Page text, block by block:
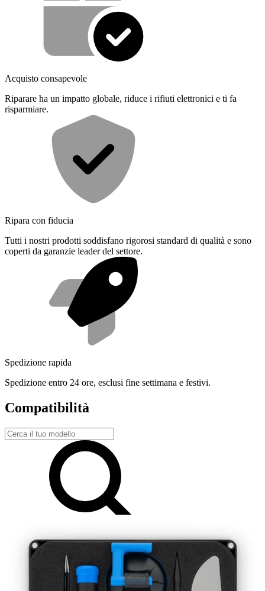
Acquisto consapevole
Riparare ha un impatto globale, riduce i rifiuti elettronici e ti fa
risparmiare.
Ripara con fiducia
Tutti i nostri prodotti soddisfano rigorosi standard di qualità e sono
coperti da garanzie leader del settore.
Spedizione rapida
Spedizione entro 24 ore, esclusi fine settimana e festivi.
Compatibilità